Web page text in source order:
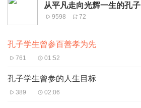
从平凡走向光辉一生的孔子
9598 72
孔子学生曾参百善孝为先
761 01:52
孔子学生曾参的人生目标
389 02:06